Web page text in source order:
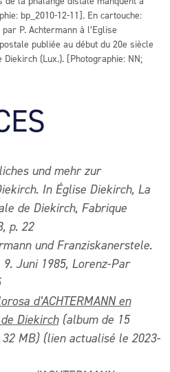
bp_2010-12-11]. En cartouche:
P. Achtermann à l’Eglise
publiée au début du 20e siècle
(Lux.). [Photographie: NN;
und mehr zur
In Église Diekirch, La
de Diekirch, Fabrique
p. 22
und Franziskanerstele.
Juni 1985, Lorenz-Par
d’ACHTERMANN en
Diekirch(album de 15
MB) (lien actualisé le 2023-